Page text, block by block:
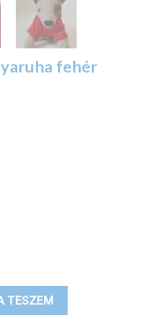
fehér
pomponnal XS mennyiség
TESZEM